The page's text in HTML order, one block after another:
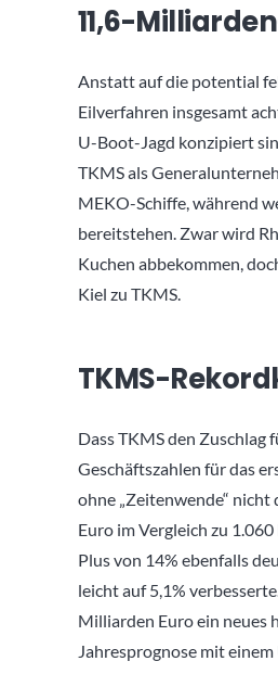
11,6-
Anstatt auf die potential
Eilverfahren insgesamt
U-Boot-Jagd konzipiert
TKMS als
MEKO-Schiffe, während
bereitstehen. Zwar wird
Kuchen abbekommen,
Kiel zu TKMS.
TKMS-
Dass TKMS den
Geschäftszahlen für das
ohne „Zeitenwende“
Euro im Vergleich zu
Plus von 14% ebenfalls
leicht auf 5,1%
Milliarden Euro ein neues
Jahresprognose mit